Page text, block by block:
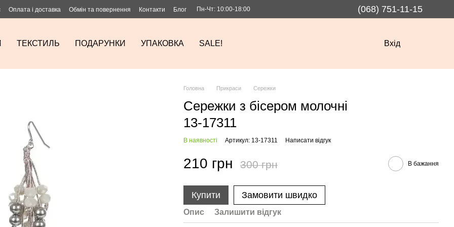
Оплата і доставка Обмін та повернення Контакти Блог Пн-Чт: 10:00-18:00 (068) 751-11-15
ТЕКСТИЛЬ ПОДАРУНКИ УПАКОВКА SALE! Вхід
Головна Прикраси Сережки
Сережки з бісером молочні
13-17311
В наявності Артикул: 13-17311 Написати відгук
210 грн 300 грн В бажання
Купити Замовити швидко
Опис Залишити вiдгук